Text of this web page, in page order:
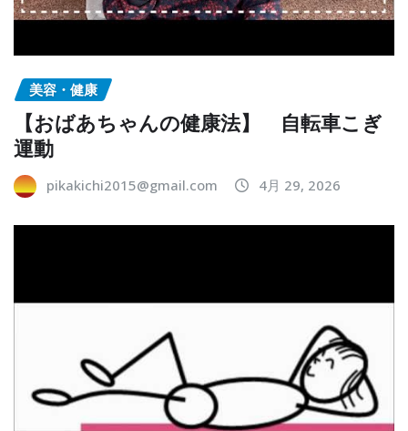
美容・健康
【おばあちゃんの健康法】 自転車こぎ
運動
pikakichi2015@gmail.com 4月 29, 2026